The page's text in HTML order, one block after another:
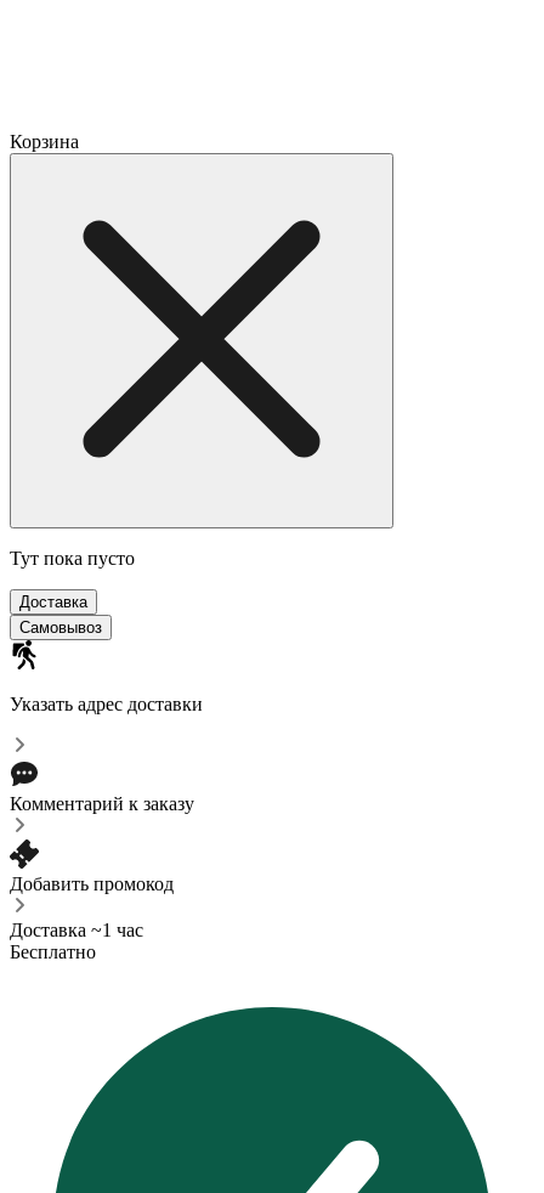
Корзина
Тут пока пусто
Доставка
Самовывоз
Указать адрес доставки
Комментарий к заказу
Добавить промокод
Доставка ~1 час
Бесплатно